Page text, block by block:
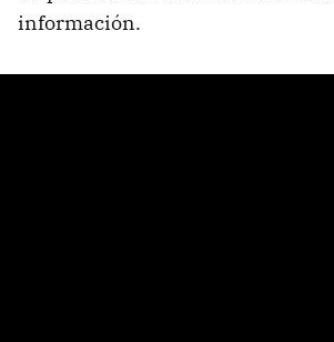
información.